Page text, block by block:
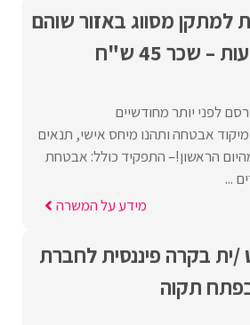
למתקן מסווג באזור שוהם
לפני יותר מחודשיים
אבטחה ותהנו מיחס אישי, תנאים
הראשון!– התפקיד כולל: אבטחת
...
מידע על המשרה
/ית בקרה פיננסית לחברת
תקוה